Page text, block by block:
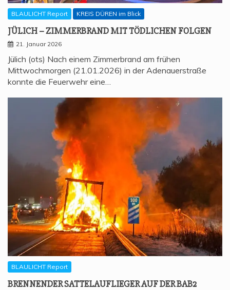
BLAULICHT Report KREIS DÜREN im Blick
JÜLICH – ZIM­MER­BRAND MIT TÖD­LI­CHEN FOLGEN
21. Januar 2026
Jülich (ots) Nach einem Zimmerbrand am frühen
Mittwochmorgen (21.01.2026) in der Adenauerstraße
konnte die Feuerwehr eine…
BLAULICHT Report
BREN­NEN­DER SAT­TEL­AUF­LIE­GER AUF DER BAB2